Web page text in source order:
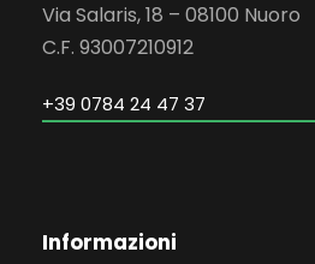
Via Salaris, 18 – 08100 Nuoro
C.F. 93007210912
+39 0784 24 47 37
Informazioni